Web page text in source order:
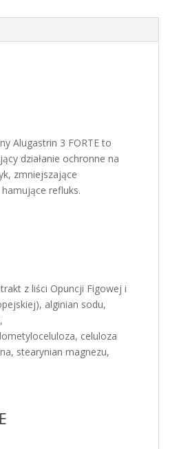
Alugastrin 3 FORTE to
działanie ochronne na
zmniejszające
refluks.
z liści Opuncji Figowej i
alginian sodu,
celuloza
stearynian magnezu,